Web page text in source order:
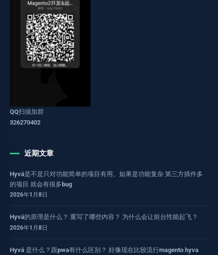
QQ扫描加群
326270402
近期文章
Hyvä是不是只对功能简单的项目有用。如果是功能复杂 第三方插件多
的项目 就会有很多bug
2026年1月8日
Hyvä的原理是什么？ 重写了哪些内容？ 为什么会让前台性能起飞？
2026年1月8日
Hyvä 是什么？跟pwa有什么区别？ 好像现在比较流行magento hyva